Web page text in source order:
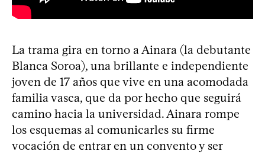
La trama gira en torno a Ainara (la debutante
Blanca Soroa), una brillante e independiente
joven de 17 años que vive en una acomodada
familia vasca, que da por hecho que seguirá
camino hacia la universidad. Ainara rompe
los esquemas al comunicarles su firme
vocación de entrar en un convento y ser